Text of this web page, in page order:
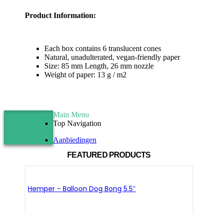
Product Information:
Each box contains 6 translucent cones
Natural, unadulterated, vegan-friendly paper
Size: 85 mm Length, 26 mm nozzle
Weight of paper: 13 g / m2
FEATURED PRODUCTS
Hemper - Balloon Dog Bong 5.5″
Main Menu
Top Navigation
Aanbiedingen